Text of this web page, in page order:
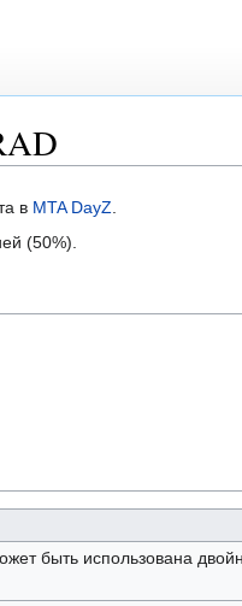
в MTA DayZ.
(50%).
быть использована